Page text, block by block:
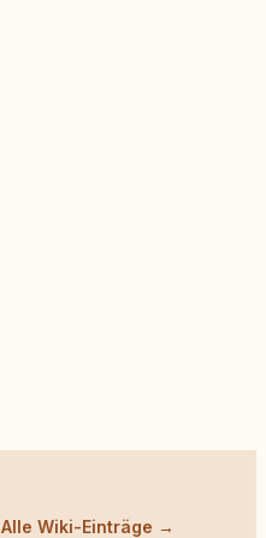
Alle Wiki-Einträge →